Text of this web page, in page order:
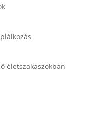
életszakaszokban